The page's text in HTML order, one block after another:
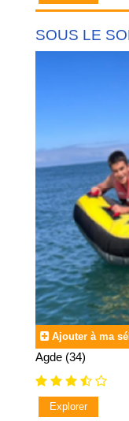
SOUS LE
Ajouter à ma
Agde (34)
Explorer